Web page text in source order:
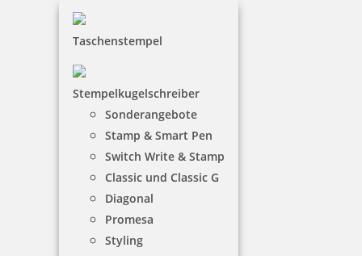
Taschenstempel
Stempelkugelschreiber
Sonderangebote
Stamp & Smart Pen
Switch Write & Stamp
Classic und Classic G
Diagonal
Promesa
Styling
Trodat Professional 5460 Mehrfarbiger Stempel
101,95 €